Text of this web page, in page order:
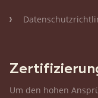
Um den hohen